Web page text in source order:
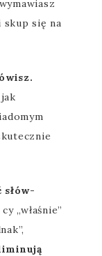
skup się na
słów-
„właśnie”